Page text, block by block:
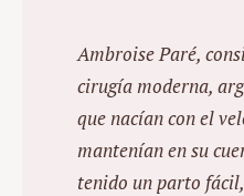
Ambroise Paré,
cirugía moderna,
que nacían con el
mantenían en su
tenido un parto